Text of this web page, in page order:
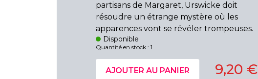
partisans de Margaret, Urswicke doit
résoudre un étrange mystère où les
apparences vont se révéler trompeuses.
Disponible
Quantité en stock : 1
9,20 €
AJOUTER AU PANIER